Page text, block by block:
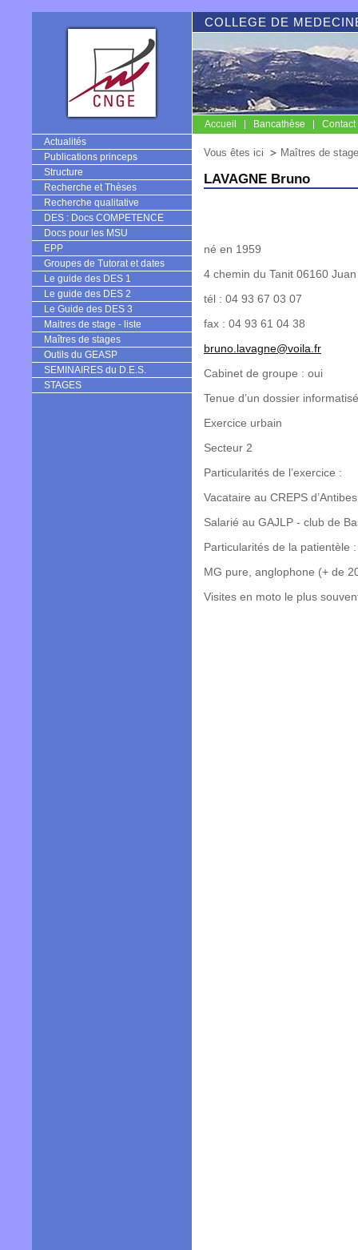
COLLEGE DE
CNGE
Accueil Bancathèse
Contact
Actualités
Publications princeps
Structure
Recherche et Thèses
Recherche qualitative
DES : Docs COMPETENCE
Docs pour les MSU
EPP
Groupes de Tutorat et dates
Le guide des DES 1
Le guide des DES 2
Le Guide des DES 3
Maitres de stage - liste
Maîtres de stages
Outils du GEASP
SEMINAIRES du D.E.S.
STAGES
Vous êtes ici Maîtres de
LAVAGNE Bruno
né en 1959
4 chemin du Tanit 06160
tél : 04 93 67 03 07
fax : 04 93 61 04 38
bruno.lavagne@voila.fr
Cabinet de groupe : oui
Tenue d’un dossier
Exercice urbain
Secteur 2
Particularités de l’exercice :
Vacataire au CREPS
Salarié au GAJLP - club de
Particularités de la patientèle :
MG pure, anglophone (+ de
Visites en moto le plus